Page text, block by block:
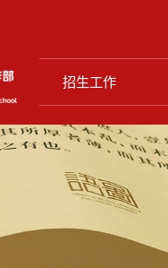
招生工作